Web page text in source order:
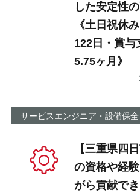
した安定性
《土日祝休
122日・賞与
5.75ヶ月》
サービスエンジニア・設備保全
【三重県四
の資格や経
がら貢献で